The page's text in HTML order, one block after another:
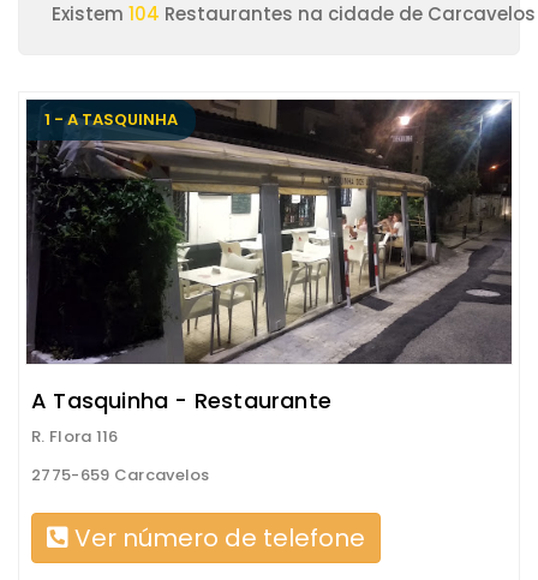
Existem 104 Restaurantes na cidade de Carcavelos
1 - A TASQUINHA
A Tasquinha - Restaurante
R. Flora 116
2775-659 Carcavelos
Ver número de telefone